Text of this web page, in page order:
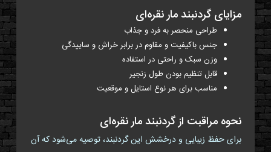
مزایای گردنبند مار نقره‌ای
طراحی منحصر به فرد و جذاب
جنس باکیفیت و مقاوم در برابر خراش و ساییدگی
وزن سبک و راحتی در استفاده
قابل تنظیم بودن طول زنجیر
مناسب برای هر نوع استایل و موقعیت
نحوه مراقبت از گردنبند مار نقره‌ای
برای حفظ زیبایی و درخشش این گردنبند، توصیه می‌شود که آن